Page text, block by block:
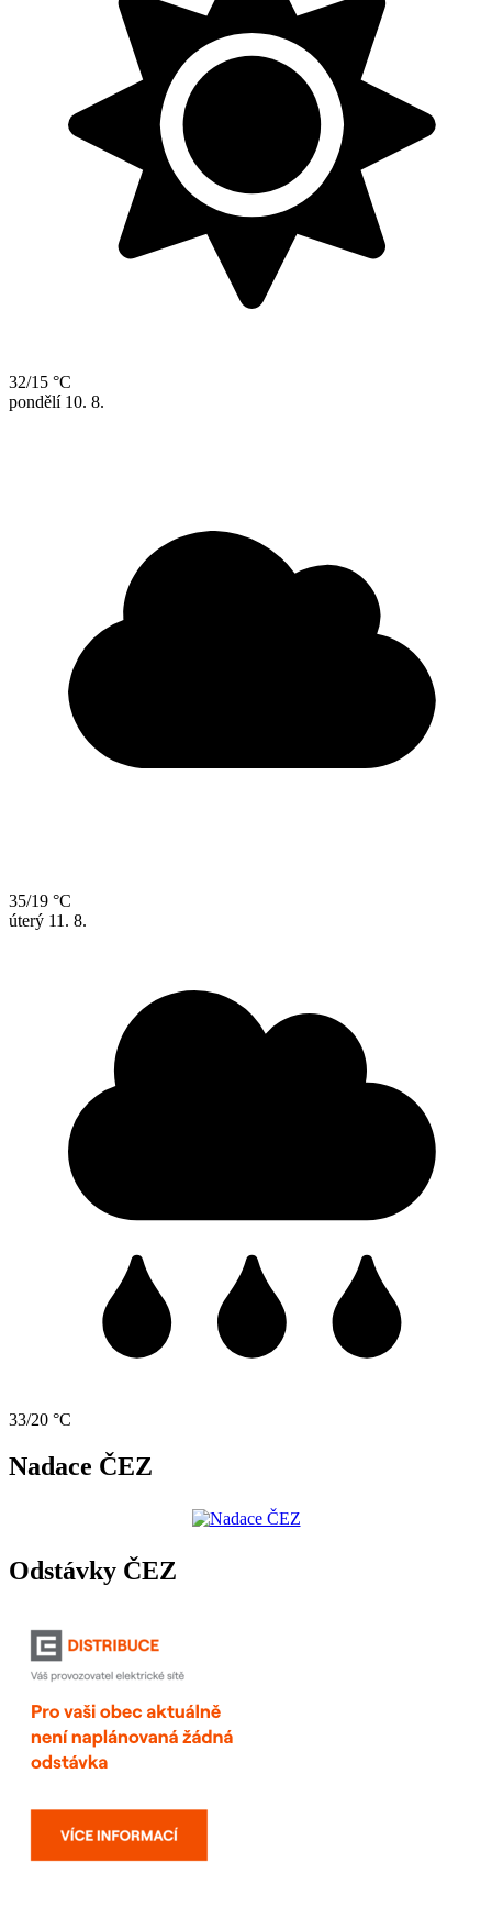
32/15 °C
pondělí 10. 8.
35/19 °C
úterý 11. 8.
33/20 °C
Nadace ČEZ
Odstávky ČEZ